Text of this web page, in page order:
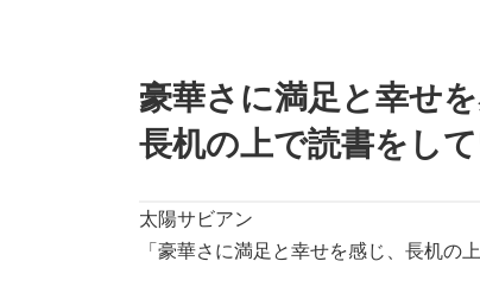
豪華さに満足と幸せ
長机の上で読書をし
太陽サビアン
「豪華さに満足と幸せを感じ、長机の